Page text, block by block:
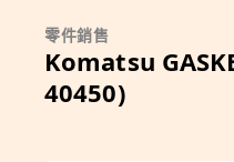
零件銷售
Komatsu
40450)